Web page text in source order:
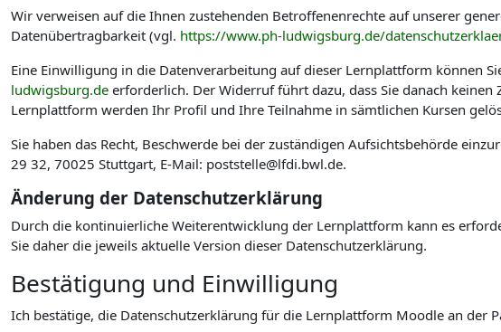
Wir verweisen auf die Ihnen zustehenden Betroffenenrechte auf unserer
Datenübertragbarkeit (vgl. https://www.ph-ludwigsburg.de/
Eine Einwilligung in die Datenverarbeitung auf dieser Lernplattform können
ludwigsburg.de erforderlich. Der Widerruf führt dazu, dass Sie danach
Lernplattform werden Ihr Profil und Ihre Teilnahme in sämtlichen Kursen
Sie haben das Recht, Beschwerde bei der zuständigen Aufsichtsbehörde
29 32, 70025 Stuttgart, E-Mail: poststelle@lfdi.bwl.de.
Änderung der Datenschutzerklärung
Durch die kontinuierliche Weiterentwicklung der Lernplattform kann es
Sie daher die jeweils aktuelle Version dieser Datenschutzerklärung.
Bestätigung und Einwilligung
Ich bestätige, die Datenschutzerklärung für die Lernplattform Moodle an der